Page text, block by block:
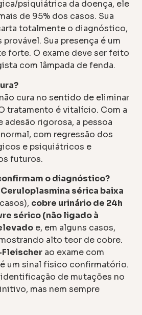
psiquiátrica da doença, ele
de 95% dos casos. Sua
totalmente o diagnóstico,
provável. Sua presença é um
forte. O exame deve ser feito
com lâmpada de fenda.
cura no sentido de eliminar
tratamento é vitalício. Com a
adesão rigorosa, a pessoa
com regressão dos
e psiquiátricos e
futuros.
o diagnóstico?
Ceruloplasmina sérica baixa
cobre urinário de 24h
sérico (não ligado à
e, em alguns casos,
alto teor de cobre.
Fleischer ao exame com
um sinal físico confirmatório.
de mutações no
mas nem sempre